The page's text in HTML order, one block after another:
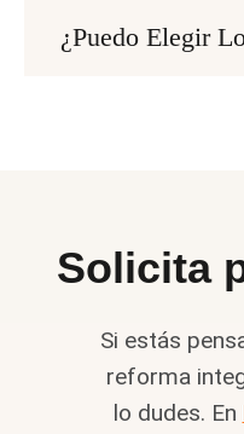
¿Puedo Elegir
Solicita
Si estás
reforma
lo dudes. En